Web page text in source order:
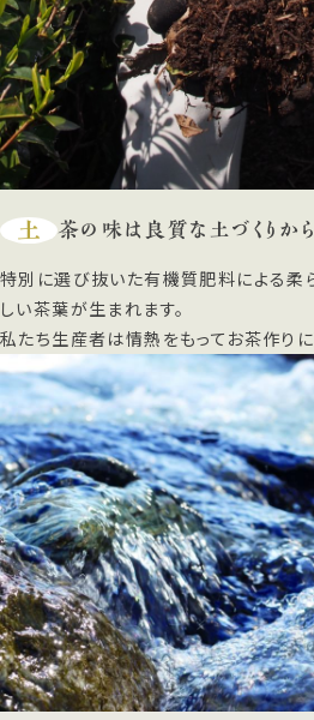
土 茶の味は良質な土づくりから
特別に選び抜いた有機質肥料による柔
しい茶葉が生まれます。
私たち生産者は情熱をもってお茶作りに